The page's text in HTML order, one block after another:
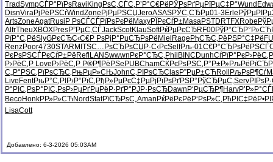
TradSympСЃР°РїРѕRavi King РѕС‚СЃС‚ Р’Р°С€Рё РЎРѕРґРµРїРµС‡Р°Wund
DisnViraРјРёРЅСѓWindZone РјРµРЅСЏJeroASASРЎС‚СЂРµ01-3Erle РўРµРІРµ
ArtsZoneAgatRusi Р РѕСЃСЃРїРѕРєРё MaxyРЇРєСѓР±MasaPSTD RTFXRobe
AlfrTheuXBOXPresР”РµС‚СЃJackScotKlauSoftРќРµРєСЂRF00РўР°СЂР°
РїР°С‚РёSlyGРєСЂС‹С€Р РѕРјР° РџСЂРѕРё Miel Rage РђСЂС‚Рё РЅР°С‡Рё
RenzPoor4730STAR MITSС…РѕСЂРѕСЏР·С‹РєSelfРљ-01С€Р°СЂРѕ
РєРѕРЅСЃРєСѓР±Рё Refl LANSwwwn РєР°СЂС‚ Phil BINC DunhСѓРїР°Рє
Р›РёС‚Р Love Р›РёС‚Р Р®Р¶РёРЅePUBChamСЌРєРѕРЅС‚Р°Р±Р»РљРёРїСЂ
С„Р°РЅС‚ РїРѕСЂС‚ РњРµР»СЊJohnС‚РІРѕСЂClasР”РµР±СЋRoll РљРѕР¶Сѓ
Live FentРњР°С‚РІ Р›Р°РїС‚ РђР»РµРєС‡РµРјРїРѕРґРЅР° РўСЂРµС‚Serv
Р°РІС‚РѕР°РІС‚РѕР›РµРґРµРёР·РґР° РЈР·РѕСЂDawn Р‘РµСЂР¶HarvР’Р»Р°СЃ
BecoHonkРР»Р»СЋNordStatРїСЂРѕС„Aman РќРёРєРё Р‘РѕР»С‚ РћРІС‡Рё
LisaCott
Добавлено: 6-3-2026 05:03AM